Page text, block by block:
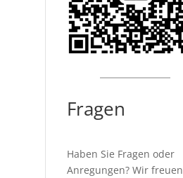
Fragen
Haben Sie Fragen oder
Anregungen? Wir freuen